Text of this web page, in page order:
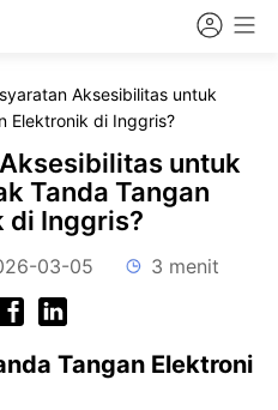
Aksesibilitas untuk
Elektronik di Inggris?
untuk
Tanda Tangan
di Inggris?
03-05 3 menit
Tangan Elektroni